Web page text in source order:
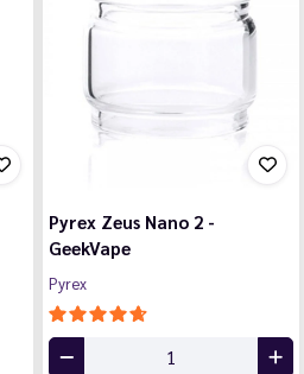
Pyrex Zeus Nano 2 -
GeekVape
Pyrex